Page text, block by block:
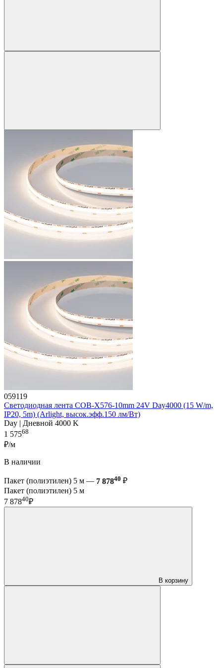
059119
Светодиодная лента COB-X576-10mm 24V Day4000 (15 W/m,
IP20, 5m) (Arlight, высок.эфф.150 лм/Вт)
Day | Дневной 4000 K
1 57568
₽/м
В наличии
Пакет (полиэтилен) 5 м — 7 87840 ₽
Пакет (полиэтилен) 5 м
7 87840₽
В корзину